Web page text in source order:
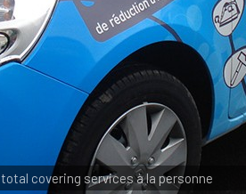
total covering services à la personne